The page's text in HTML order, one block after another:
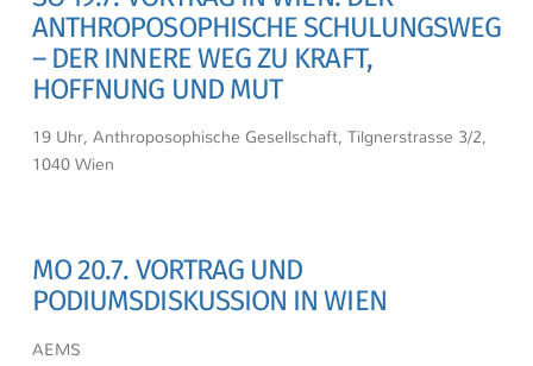
ANTHROPOSOPHISCHE SCHULUNGSWEG
– DER INNERE WEG ZU KRAFT,
HOFFNUNG UND MUT
19 Uhr, Anthroposophische Gesellschaft, Tilgnerstrasse 3/2,
1040 Wien
MO 20.7. VORTRAG UND
PODIUMSDISKUSSION IN WIEN
AEMS